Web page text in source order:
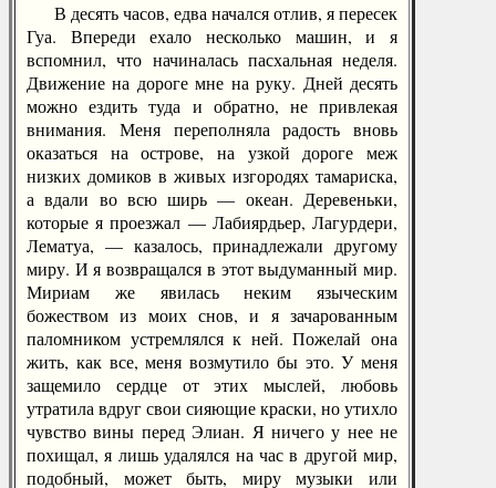
В десять часов, едва начался отлив, я пересек
Гуа. Впереди ехало несколько машин, и я
вспомнил, что начиналась пасхальная неделя.
Движение на дороге мне на руку. Дней десять
можно ездить туда и обратно, не привлекая
внимания. Меня переполняла радость вновь
оказаться на острове, на узкой дороге меж
низких домиков в живых изгородях тамариска,
а вдали во всю ширь — океан. Деревеньки,
которые я проезжал — Лабиярдьер, Лагурдери,
Лематуа, — казалось, принадлежали другому
миру. И я возвращался в этот выдуманный мир.
Мириам же явилась неким языческим
божеством из моих снов, и я зачарованным
паломником устремлялся к ней. Пожелай она
жить, как все, меня возмутило бы это. У меня
защемило сердце от этих мыслей, любовь
утратила вдруг свои сияющие краски, но утихло
чувство вины перед Элиан. Я ничего у нее не
похищал, я лишь удалялся на час в другой мир,
подобный, может быть, миру музыки или